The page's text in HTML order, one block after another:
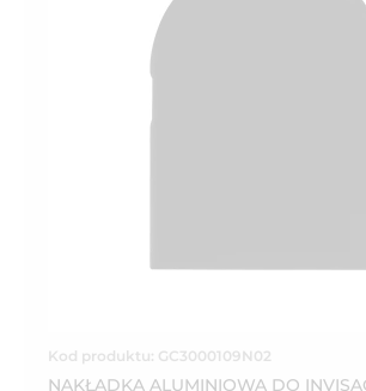
Kod produktu: GC3000109N02
NAKŁADKA ALUMINIOWA DO